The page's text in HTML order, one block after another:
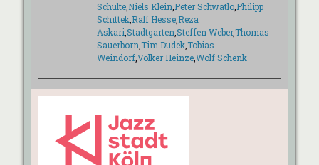
Schulte, Niels Klein Peter Schwatlo, Philipp
Schittek, Ralf Hesse, Reza
Askari Stadtgarten Steffen Weber,Thomas
Sauerborn Tim Dudek,Tobias
Weindorf,Volker Heinze,Wolf Schenk